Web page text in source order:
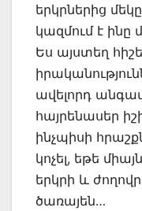
երկրներից
կազմում է ինը
Ես այստեղ
ավելորդ
հայրենասեր
ինչպիսի
կոչել, եթե
երկրի և
ծառայեն…